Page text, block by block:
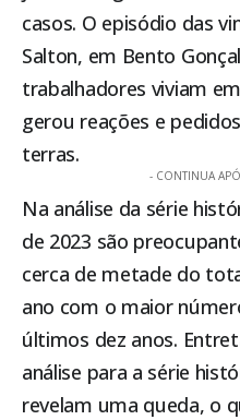
casos. O episódio das
Salton, em Bento
trabalhadores viviam
gerou reações e
terras.
- CONTINUA
Na análise da série
de 2023 são
cerca de metade do
ano com o maior
últimos dez anos.
análise para a série
revelam uma queda, o